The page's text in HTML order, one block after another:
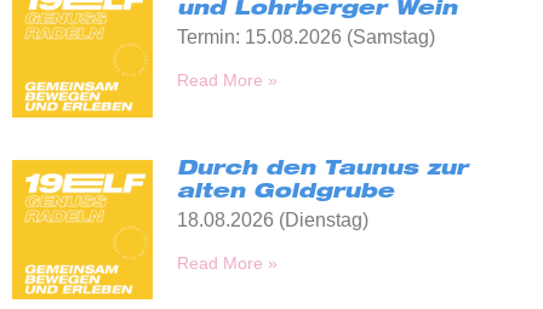
und Lohrberger Wein
Termin: 15.08.2026 (Samstag)
Read More »
Durch den Taunus zur
alten Goldgrube
18.08.2026 (Dienstag)
Read More »